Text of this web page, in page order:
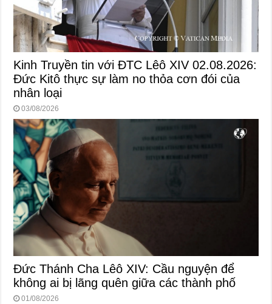
Kinh Truyền tin với ĐTC Lêô XIV 02.08.2026:
Đức Kitô thực sự làm no thỏa cơn đói của
nhân loại
03/08/2026
Đức Thánh Cha Lêô XIV: Cầu nguyện để
không ai bị lãng quên giữa các thành phố
01/08/2026